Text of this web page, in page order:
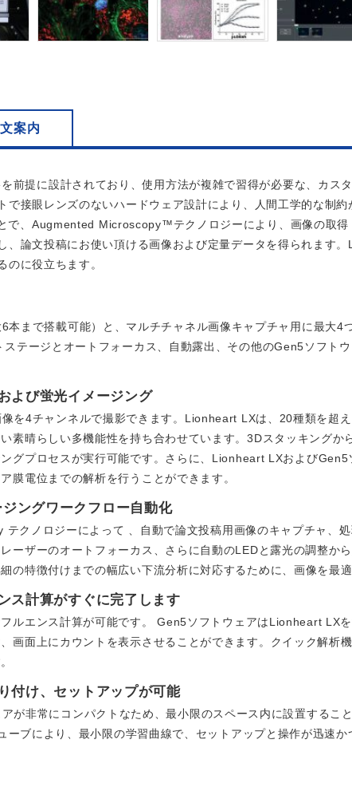
案内
前提に設計されており、使用方法が複雑で習得が必要な、カス
接眼レンズのないハードウェア設計により、人間工学的な制約
、Augmented Microscopy™テクノロジーにより、画像の取得
、論文投稿にお使い頂ける画像および定量データを得られます
に役立ちます。
まで搭載可能）と、マルチチャネル画像キャプチャ用に最大4
テージとオートフォーカス、自動露出、その他のGen5ソフト
よび蛍光イメージング
を4チャンネルで撮影できます。Lionheart LXは、20種類を超
素晴らしい多機能性を持ち合わせています。3Dスタッキングか
グプロセスが実行可能です。さらに、Lionheart LXおよびGen5
膜電位までの解析を行うことができます。
ングワークフロー自動化
クノロジーによって 、自動で論文投稿用画像のキャプチャ、処
ーザーのオートフォーカス、さらに自動のLEDと露光の調整か
の特徴付けまでの幅広い下流分析に対応するために、画像を最適
ス計算がすぐに完了します
ルエンス計算が可能です。 Gen5ソフトウェアはLionheart LX
画面上にカウントを表示させることができます。クイック解析
付け、セットアップが可能
が非常にコンパクトなため、最小限のスペース内に設置するこ
ブにより、最小限の学習曲線で、セットアップと操作が迅速か